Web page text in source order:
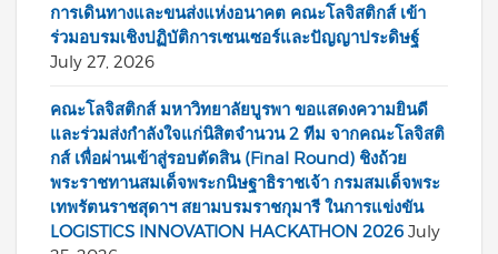
การเดินทางและขนส่งแห่งอนาคต คณะโลจิสติกส์ เข้า
ร่วมอบรมเชิงปฏิบัติการเซนเซอร์และปัญญาประดิษฐ์
July 27, 2026
คณะโลจิสติกส์ มหาวิทยาลัยบูรพา ขอแสดงความยินดี
และร่วมส่งกำลังใจแก่นิสิตจำนวน 2 ทีม จากคณะโลจิสติ
กส์ เพื่อผ่านเข้าสู่รอบตัดสิน (Final Round) ชิงถ้วย
พระราชทานสมเด็จพระกนิษฐาธิราชเจ้า กรมสมเด็จพระ
เทพรัตนราชสุดาฯ สยามบรมราชกุมารี ในการแข่งขัน
LOGISTICS INNOVATION HACKATHON 2026 July